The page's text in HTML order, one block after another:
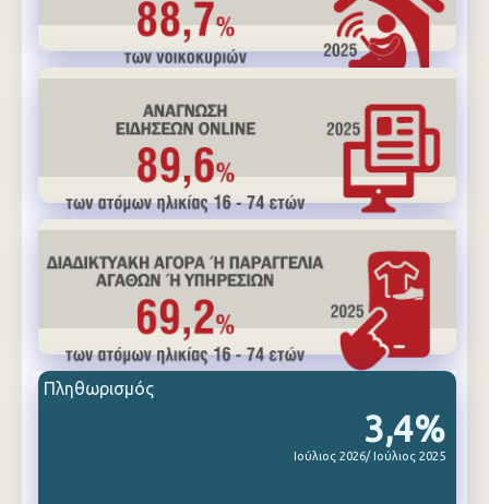
3,4%
Ιούλιος 2026/ Ιούλιος 2025
Πληθωρισμός